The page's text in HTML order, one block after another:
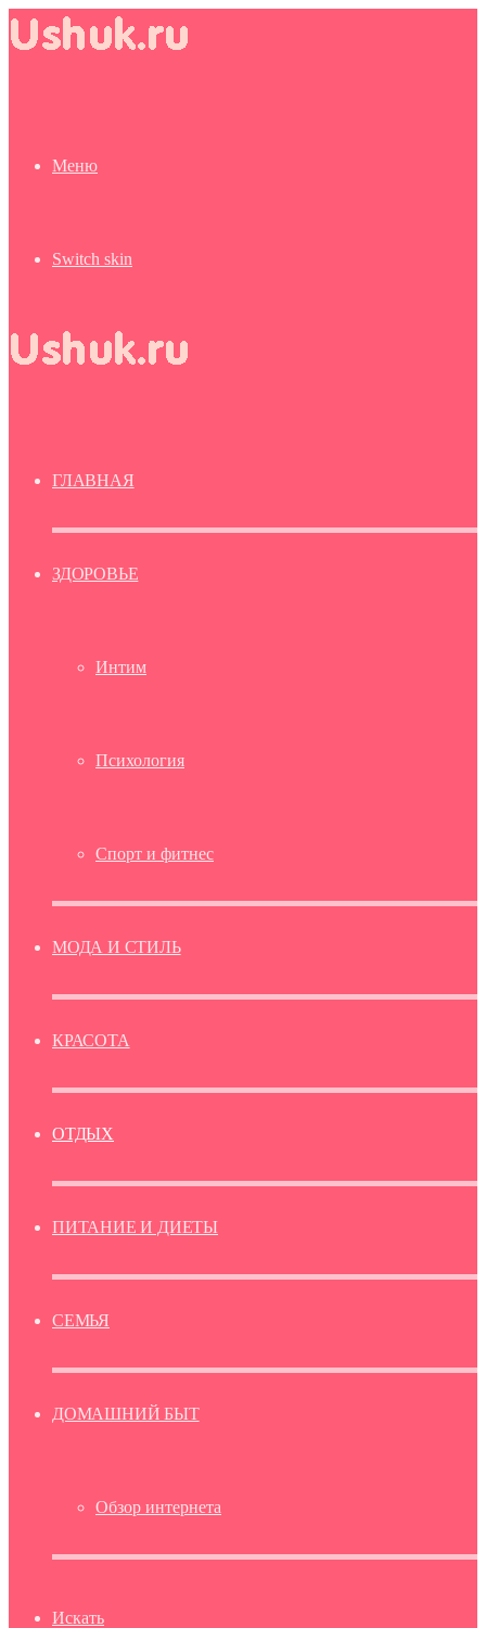
Меню
Switch skin
ГЛАВНАЯ
ЗДОРОВЬЕ
Интим
Психология
Спорт и фитнес
МОДА И СТИЛЬ
КРАСОТА
ОТДЫХ
ПИТАНИЕ И ДИЕТЫ
СЕМЬЯ
ДОМАШНИЙ БЫТ
Обзор интернета
Искать